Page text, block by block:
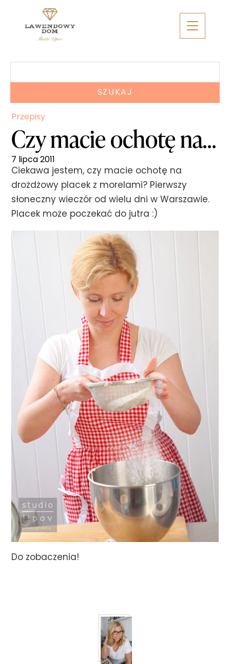
Przepisy
Czy macie ochotę na…
7 lipca 2011
Ciekawa jestem, czy macie ochotę na
drożdżowy placek z morelami? Pierwszy
słoneczny wieczór od wielu dni w Warszawie.
Placek może poczekać do jutra :)
Do zobaczenia!